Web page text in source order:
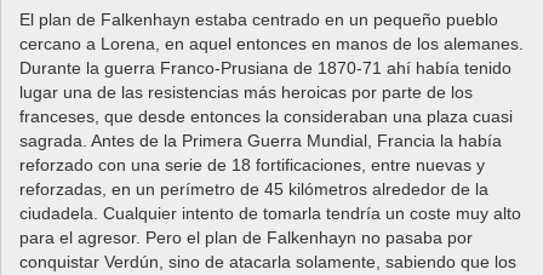
El plan de Falkenhayn estaba centrado en un pequeño pueblo
cercano a Lorena, en aquel entonces en manos de los alemanes.
Durante la guerra Franco-Prusiana de 1870-71 ahí había tenido
lugar una de las resistencias más heroicas por parte de los
franceses, que desde entonces la consideraban una plaza cuasi
sagrada. Antes de la Primera Guerra Mundial, Francia la había
reforzado con una serie de 18 fortificaciones, entre nuevas y
reforzadas, en un perímetro de 45 kilómetros alrededor de la
ciudadela. Cualquier intento de tomarla tendría un coste muy alto
para el agresor. Pero el plan de Falkenhayn no pasaba por
conquistar Verdún, sino de atacarla solamente, sabiendo que los